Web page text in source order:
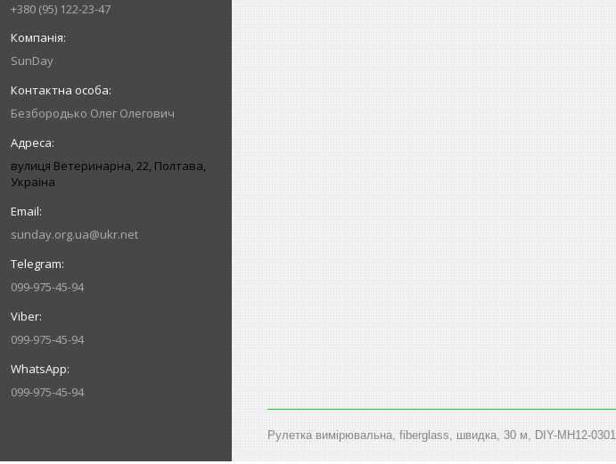
+380 (95) 122-23-47
SunDay
Безбородько Олег Олегович
вулиця Ветеринарна, 22, Полтава,
Україна
sunday.org.ua@ukr.net
099-975-45-94
099-975-45-94
099-975-45-94
Рулетка вимірювальна, fiberglass, швидка, 30 м, DIY-MH12-